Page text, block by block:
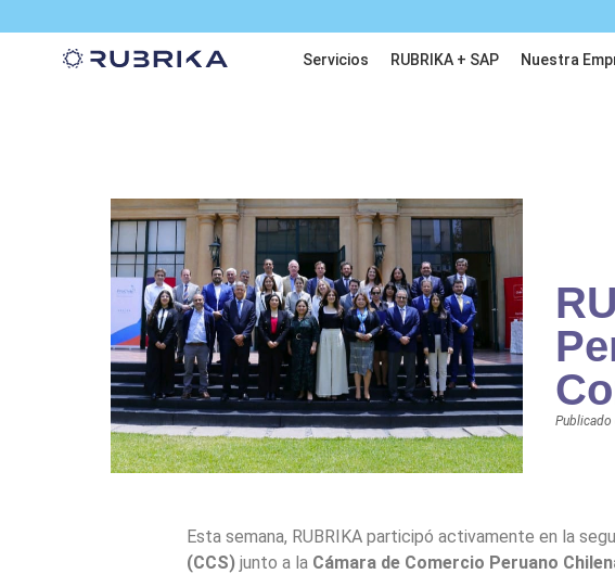
Servicios RUBRIKA + SAP Nuestra
Publicado
Esta semana, RUBRIKA participó activamente en la
(CCS) junto a la Cámara de Comercio Peruano